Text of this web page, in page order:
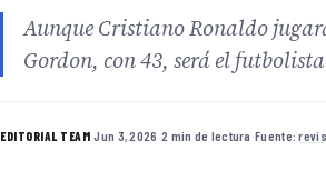
Aunque Cristiano Ronaldo
Gordon, con 43, será el
EDITORIAL TEAM·Jun 3, 2026 ·2 min de lectura ·Fuente: